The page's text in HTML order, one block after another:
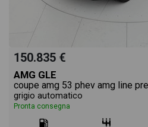
150.835 €
AMG GLE
coupe amg 53 phev amg line
grigio automatico
Pronta consegna